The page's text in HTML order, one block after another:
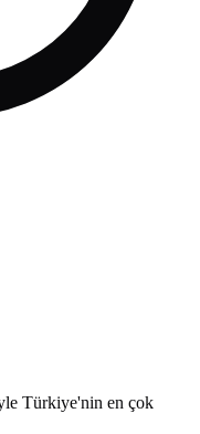
Türkiye'nin en çok